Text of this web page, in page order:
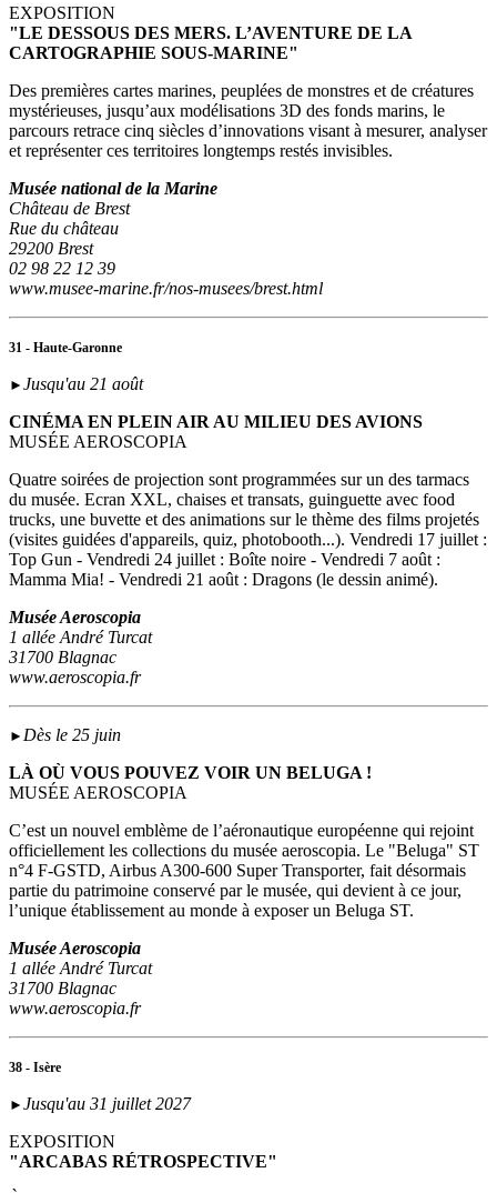
EXPOSITION
"LE DESSOUS DES MERS. L’AVENTURE DE LA
CARTOGRAPHIE SOUS-MARINE"
Des premières cartes marines, peuplées de monstres et de créatures
mystérieuses, jusqu’aux modélisations 3D des fonds marins, le
parcours retrace cinq siècles d’innovations visant à mesurer, analyser
et représenter ces territoires longtemps restés invisibles.
Musée national de la Marine
Château de Brest
Rue du château
29200 Brest
02 98 22 12 39
www.musee-marine.fr/nos-musees/brest.html
31 - Haute-Garonne
► Jusqu'au 21 août
CINÉMA EN PLEIN AIR AU MILIEU DES AVIONS
MUSÉE AEROSCOPIA
Quatre soirées de projection sont programmées sur un des tarmacs
du musée. Ecran XXL, chaises et transats, guinguette avec food
trucks, une buvette et des animations sur le thème des films projetés
(visites guidées d'appareils, quiz, photobooth...). Vendredi 17 juillet :
Top Gun - Vendredi 24 juillet : Boîte noire - Vendredi 7 août :
Mamma Mia! - Vendredi 21 août : Dragons (le dessin animé).
Musée Aeroscopia
1 allée André Turcat
31700 Blagnac
www.aeroscopia.fr
► Dès le 25 juin
LÀ OÙ VOUS POUVEZ VOIR UN BELUGA !
MUSÉE AEROSCOPIA
C’est un nouvel emblème de l’aéronautique européenne qui rejoint
officiellement les collections du musée aeroscopia. Le "Beluga" ST
n°4 F-GSTD, Airbus A300-600 Super Transporter, fait désormais
partie du patrimoine conservé par le musée, qui devient à ce jour,
l’unique établissement au monde à exposer un Beluga ST.
Musée Aeroscopia
1 allée André Turcat
31700 Blagnac
www.aeroscopia.fr
38 - Isère
► Jusqu'au 31 juillet 2027
EXPOSITION
"ARCABAS RÉTROSPECTIVE"